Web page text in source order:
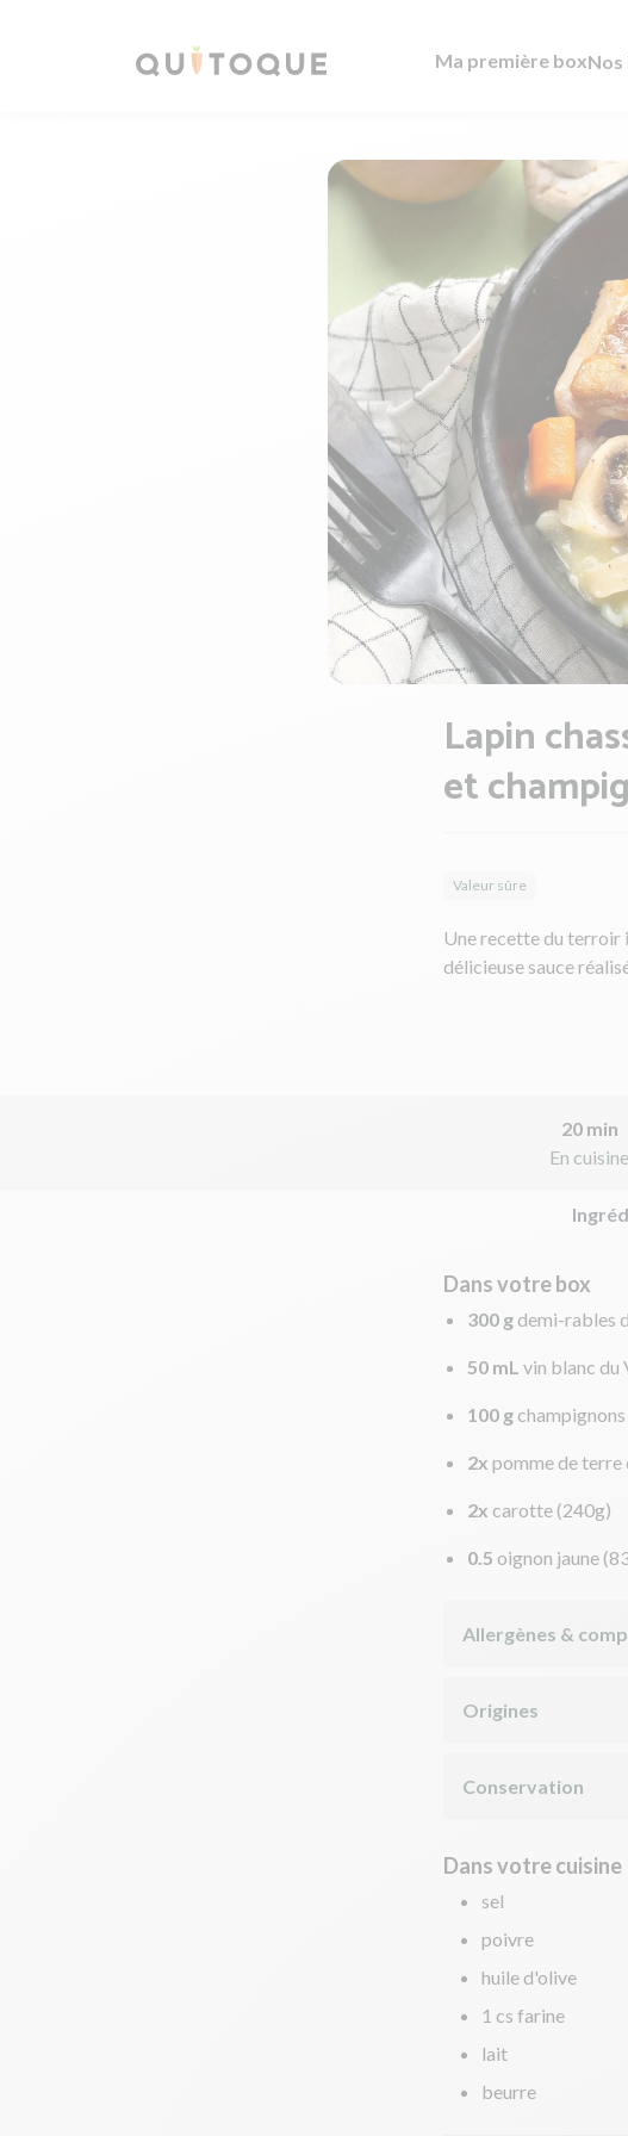
Ma première boxNos
Lapin
et
Valeur sûre
Une recette du terroir
délicieuse sauce
20 min
En cuisine
Dans votre box
300 g demi-rables
50 mL vin blanc du
100 g
2x pomme de terre
2x carotte (240g)
0.5 oignon jaune
Allergènes &
Origines
Conservation
Dans votre cuisine
sel
poivre
huile d'olive
1 cs farine
lait
beurre